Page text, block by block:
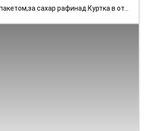
сахар рафинад.Куртка в отличном состоянии, ...